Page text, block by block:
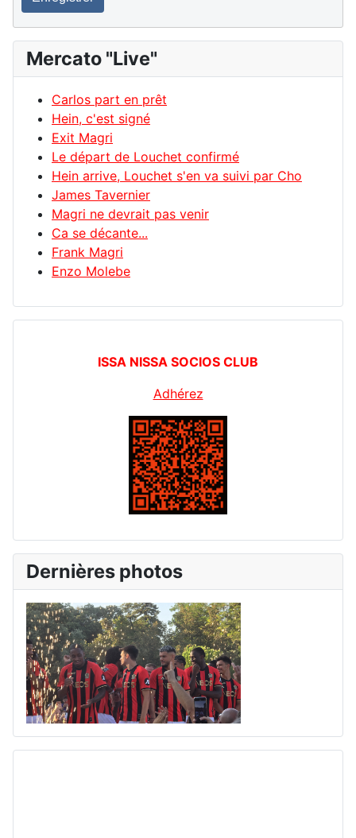
Mercato "Live"
Carlos part en prêt
Hein, c'est signé
Exit Magri
Le départ de Louchet confirmé
Hein arrive, Louchet s'en va suivi par Cho
James Tavernier
Magri ne devrait pas venir
Ca se décante...
Frank Magri
Enzo Molebe
ISSA NISSA SOCIOS CLUB
Adhérez
Dernières photos